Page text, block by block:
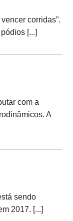
corridas”.
[...]
com a
A
sendo
2017. [...]